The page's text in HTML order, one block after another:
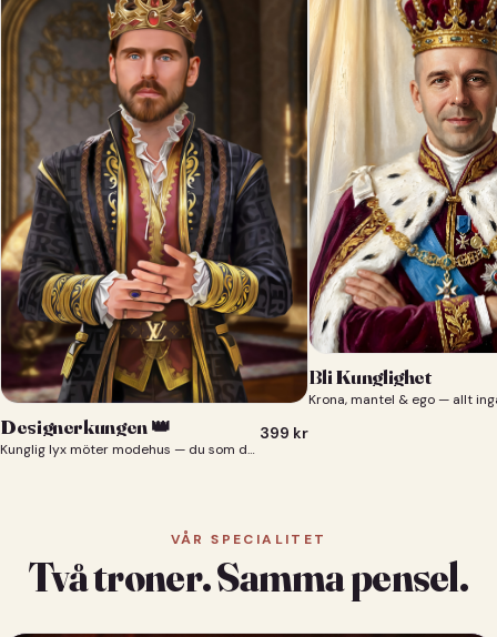
Designerkungen 👑
Kunglig lyx möter modehus — du som designerkung 👑
399 kr
Bli Kunglighet
Krona, mantel & ego — allt
VÅR SPECIALITET
Två troner. Samma pensel.